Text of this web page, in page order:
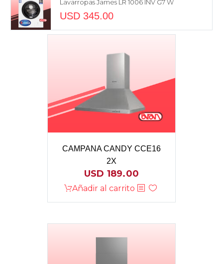
CAMPANA CANDY CCE16
2X
USD 189.00
Añadir al carrito
Lavarropas James LR 1006 INV G7 W
USD 345.00